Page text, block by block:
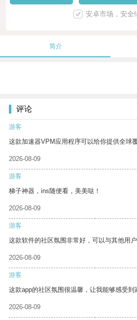
安卓市场，安全
简介
评论
游客
这款加速器VPM应用程序可以给你提供全球
2026-08-09
游客
梯子神器，ins随便看，美美哒！
2026-08-09
游客
这款软件的社区氛围非常好，可以与其他用户
2026-08-09
游客
这款app的社区氛围很温馨，让我能够感受到
2026-08-09